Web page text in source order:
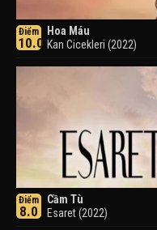
Điểm
10.0
Hoa Máu
Kan Cicekleri (2022)
Điểm
8.0
Cầm Tù
Esaret (2022)